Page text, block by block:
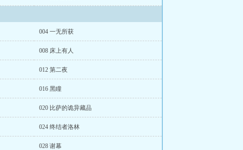
004 一无所获
008 床上有人
012 第二夜
016 黑瞳
020 比萨的诡异藏品
024 终结者洛林
028 谢幕